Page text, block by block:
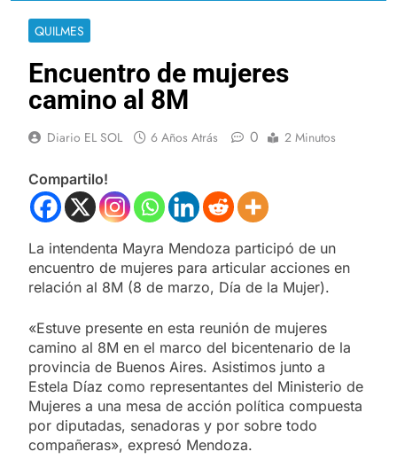
QUILMES
Encuentro de mujeres
camino al 8M
Diario EL SOL 6 Años Atrás 0 2 Minutos
Compartilo!
La intendenta Mayra Mendoza participó de un
encuentro de mujeres para articular acciones en
relación al 8M (8 de marzo, Día de la Mujer).
«Estuve presente en esta reunión de mujeres
camino al 8M en el marco del bicentenario de la
provincia de Buenos Aires. Asistimos junto a
Estela Díaz como representantes del Ministerio de
Mujeres a una mesa de acción política compuesta
por diputadas, senadoras y por sobre todo
compañeras», expresó Mendoza.